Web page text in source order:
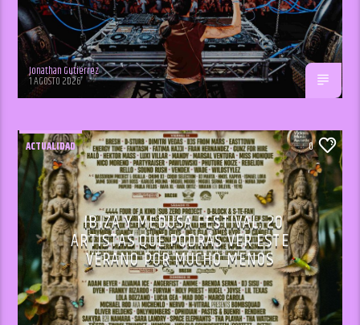
Jonathan Gutiérrez
1 AGOSTO 2026
ACTUALIDAD 0
IBIZA Y MEDUSA FESTIVAL: 20
ARTISTAS QUE PODRÁS VER ESTE
VERANO POR MUCHO MENOS